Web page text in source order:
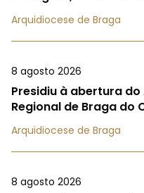
Arquidiocese de Braga
8 agosto 2026
Presidiu à abertura
Regional de Braga do
Arquidiocese de Braga
8 agosto 2026